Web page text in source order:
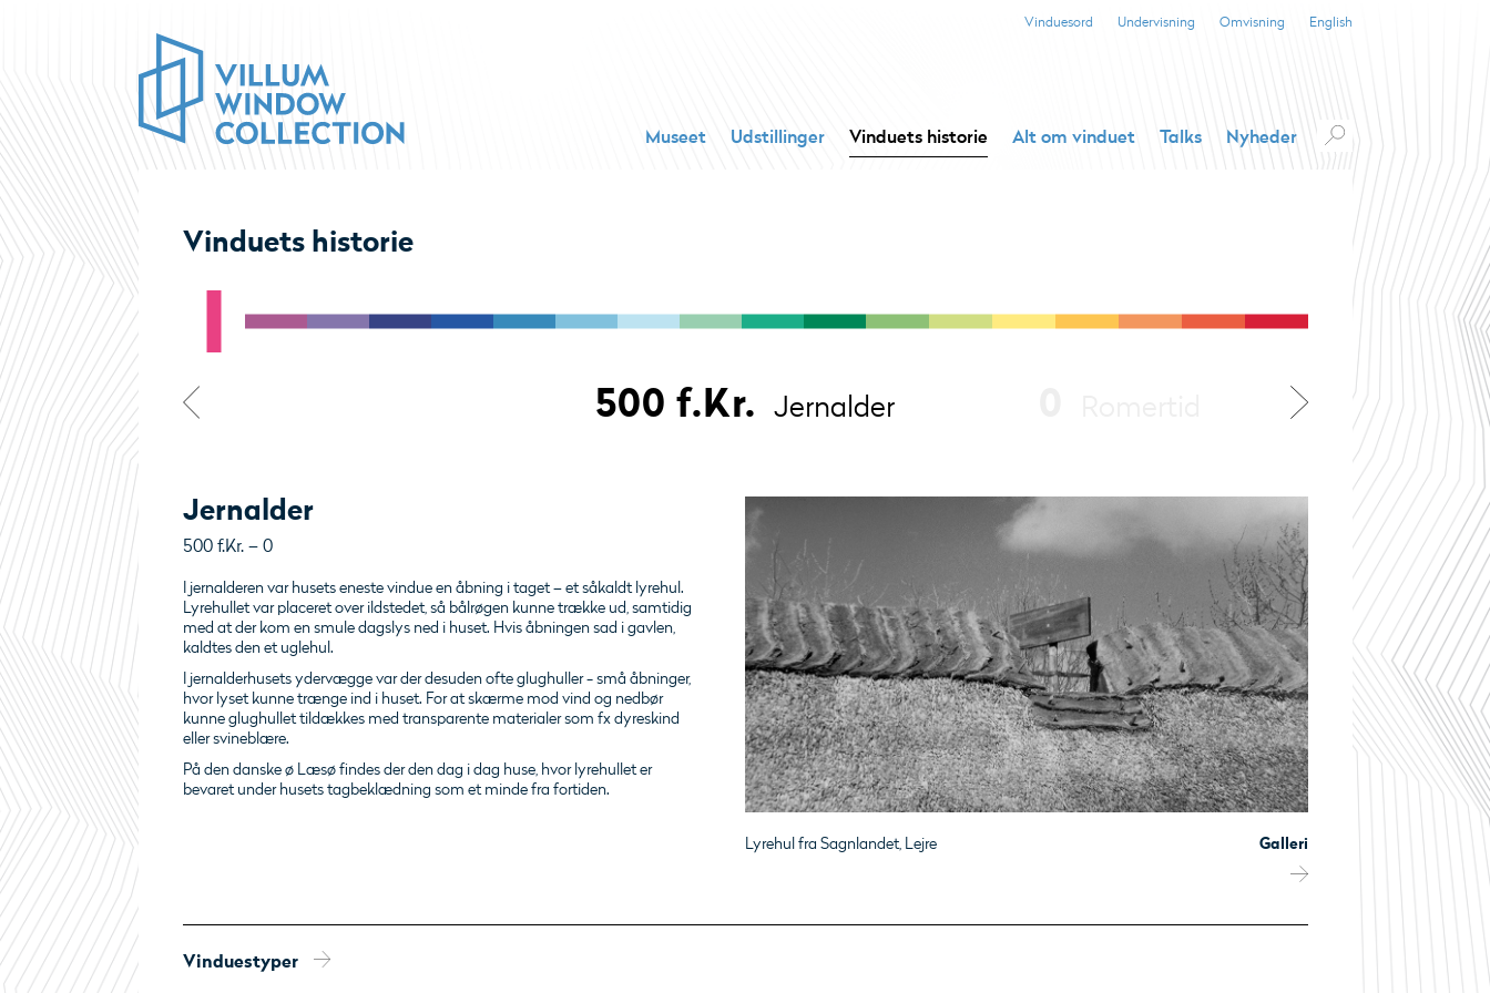
English
Vinduesord Undervisning Omvisning
Museet Udstillinger Vinduets historie Alt om vinduet Talks Nyheder
Vinduets historie
500 f.Kr. Jernalder 800
Jernalder
500 f.Kr. – 0
I jernalderen var husets eneste vindue en åbning i taget – et såkaldt lyrehul.
Lyrehullet var placeret over ildstedet, så bålrøgen kunne trække ud, samtidig
med at der kom en smule dagslys ned i huset. Hvis åbningen sad i gavlen,
kaldtes den et uglehul.
I jernalderhusets ydervægge var der desuden ofte glughuller - små åbninger,
hvor lyset kunne trænge ind i huset. For at skærme mod vind og nedbør
kunne glughullet tildækkes med transparente materialer som fx dyreskind
eller svineblære.
På den danske ø Læsø findes der den dag i dag huse, hvor lyrehullet er
bevaret under husets tagbeklædning som et minde fra fortiden.
Lyrehul fra Sagnlandet, Lejre Galleri
Vinduestyper